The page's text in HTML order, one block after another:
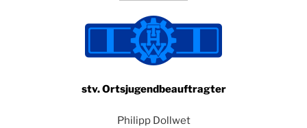
stv. Ortsjugendbeauftragter
Philipp Dollwet